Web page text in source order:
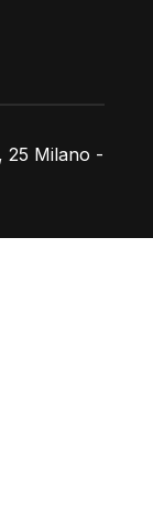
25 Milano -